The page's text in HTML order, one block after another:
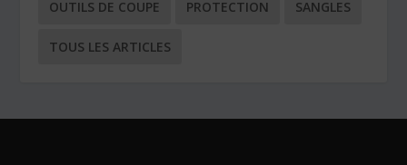
OUTILS DE COUPE PROTECTION SANGLES
TOUS LES ARTICLES